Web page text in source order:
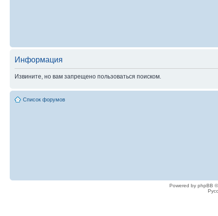
Информация
Извините, но вам запрещено пользоваться поиском.
Список форумов
Powered by phpBB